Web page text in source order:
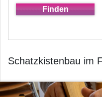
Schatzkistenbau im